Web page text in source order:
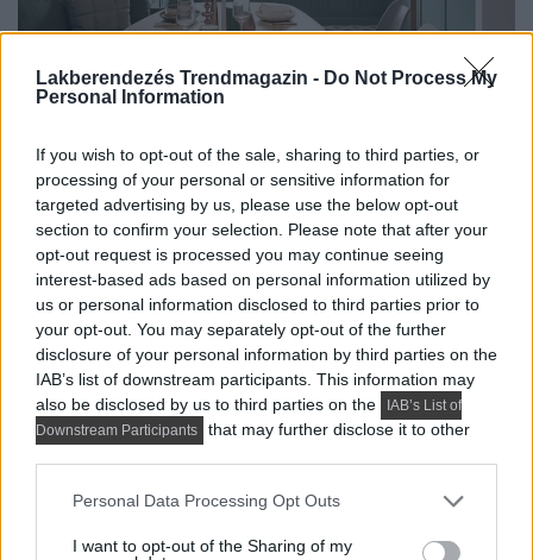
Lakberendezés Trendmagazin - Do Not Process My
Personal Information
If you wish to opt-out of the sale, sharing to third parties, or
processing of your personal or sensitive information for
targeted advertising by us, please use the below opt-out
section to confirm your selection. Please note that after your
opt-out request is processed you may continue seeing
interest-based ads based on personal information utilized by
us or personal information disclosed to third parties prior to
your opt-out. You may separately opt-out of the further
disclosure of your personal information by third parties on the
IAB’s list of downstream participants. This information may
also be disclosed by us to third parties on the
IAB’s List of
Downstream Participants
that may further disclose it to other
Please note that this website/app uses one or more Google
not limited to your visit or usage behaviour. You may click to
Personal Data Processing Opt Outs
I want to opt-out of the Sharing of my